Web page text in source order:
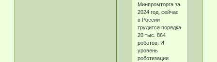
Минпромторга за
2024 год, сейчас
в России
трудится порядка
20 тыс. 864
роботов. И
уровень
роботизации